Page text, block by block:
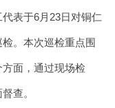
表于6月23日对铜仁
。本次巡检重点围
面，通过现场检
查。